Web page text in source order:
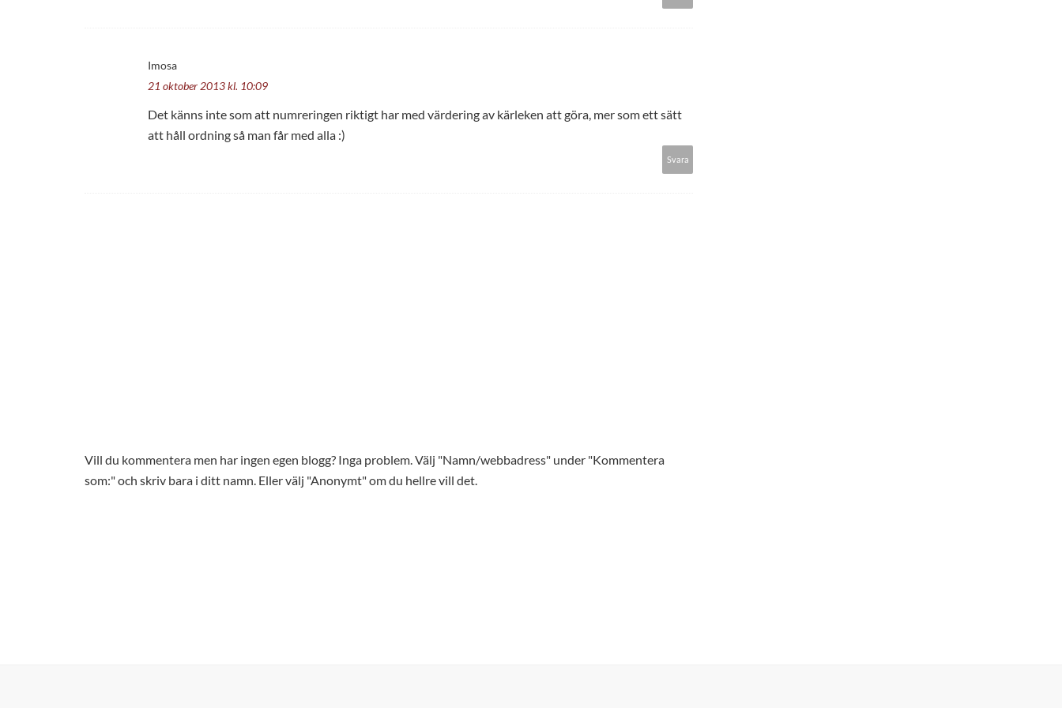
Imosa
21 oktober 2013 kl. 10:09
Det känns inte som att numreringen riktigt har med värdering av kärleken att göra, mer som ett sätt
att håll ordning så man får med alla :)
Svara
Vill du kommentera men har ingen egen blogg? Inga problem. Välj "Namn/webbadress" under "Kommentera
som:" och skriv bara i ditt namn. Eller välj "Anonymt" om du hellre vill det.